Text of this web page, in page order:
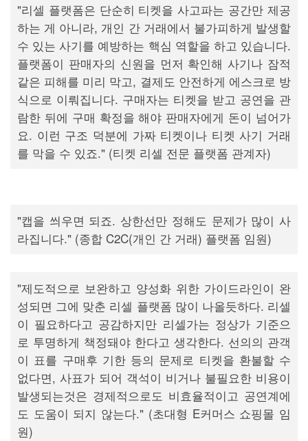
"리셀 플랫폼은 단순히 티켓을 사고파는 공간만 제공
하는 게 아니라, 개인 간 거래에서 불가피하게 발생할
수 있는 사기를 예방하는 핵심 역할을 하고 있습니다.
플랫폼이 판매자의 신원을 먼저 확인해 사기나 잠적
같은 피해를 미리 막고, 결제도 안전하게 에스크로 방
식으로 이뤄집니다. 구매자는 티켓을 받고 공연을 관
람한 뒤에 구매 확정을 해야 판매자에게 돈이 넘어가
요. 이런 구조 덕분에 가짜 티켓이나 티켓 사기 거래
를 막을 수 있죠." (티켓 리셀 전문 플랫폼 관계자)
"캡을 씌우면 되죠. 상한선만 정해도 문제가 많이 사
라집니다." (종합 C2C(개인 간 거래) 플랫폼 임원)
"제도적으로 보완하고 양성화 위한 가이드라인이 완
성되면 그에 맞춘 리셀 플랫폼 많이 나올듯하다. 리셀
이 필요하다고 공감하지만 리셀가는 정상가 기준으
로 투명하게 책정돼야 한다고 생각한다. 선의의 관객
이 표를 구매후 기한 등의 문제로 티켓을 환불할 수
없다면, 사표가 되어 객석이 비거나 불필요한 비용이
발생되는것은 경제적으로도 비효율적이고 공연계에
도 도움이 되지 않는다." (초대형 E커머스 쇼핑몰 임
원)